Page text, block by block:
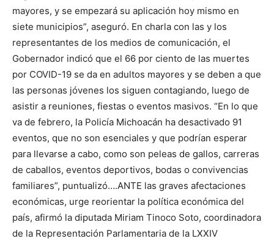
mayores, y se empezará su aplicación hoy mismo en
siete municipios”, aseguró. En charla con las y los
representantes de los medios de comunicación, el
Gobernador indicó que el 66 por ciento de las muertes
por COVID-19 se da en adultos mayores y se deben a que
las personas jóvenes los siguen contagiando, luego de
asistir a reuniones, fiestas o eventos masivos. “En lo que
va de febrero, la Policía Michoacán ha desactivado 91
eventos, que no son esenciales y que podrían esperar
para llevarse a cabo, como son peleas de gallos, carreras
de caballos, eventos deportivos, bodas o convivencias
familiares”, puntualizó….ANTE las graves afectaciones
económicas, urge reorientar la política económica del
país, afirmó la diputada Miriam Tinoco Soto, coordinadora
de la Representación Parlamentaria de la LXXIV